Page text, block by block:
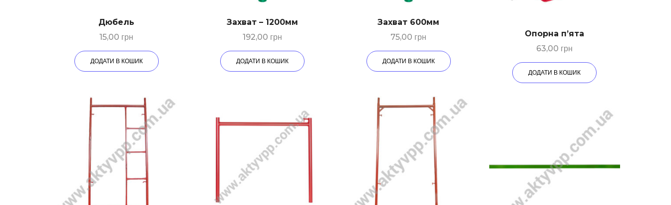
Дюбeль
15,00 грн
ДОДАТИ В КОШИК
Захват – 1200мм
192,00 грн
ДОДАТИ В КОШИК
Захват 600мм
75,00 грн
ДОДАТИ В КОШИК
Опорна п’ята
63,00 грн
ДОДАТИ В КОШИК